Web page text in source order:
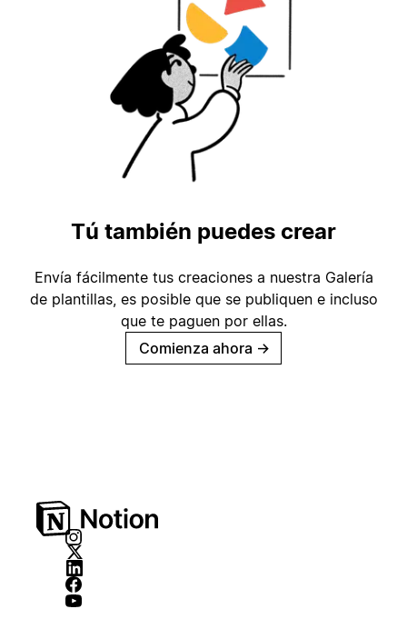
Tú también puedes crear
Envía fácilmente tus creaciones a nuestra Galería
de plantillas, es posible que se publiquen e incluso
que te paguen por ellas.
Comienza ahora →